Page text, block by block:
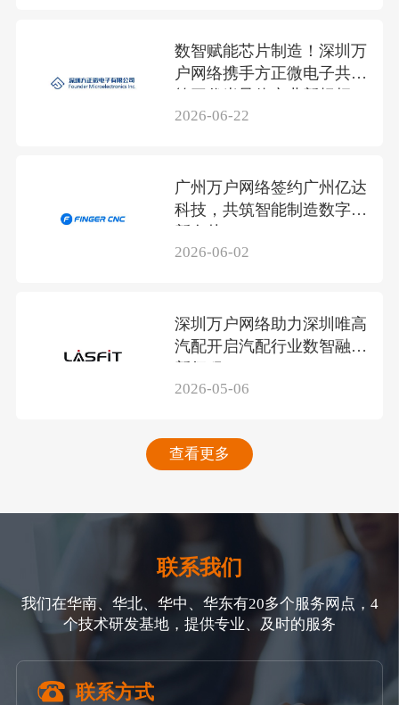
数智赋能芯片制造！深圳万
户网络携手方正微电子共筑
2026-06-22
广州万户网络签约广州亿达
科技，共筑智能制造数字化
新名片
2026-06-02
深圳万户网络助力深圳唯高
汽配开启汽配行业数智融合
新征程
2026-05-06
查看更多
联系我们
我们在华南、华北、华中、华东有20多个服务网点，4
个技术研发基地，提供专业、及时的服务
联系方式